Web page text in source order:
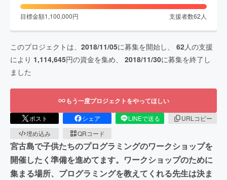
目標金額1,100,000円 支援者数62 人
このプロジェクトは、 2018/11/05に募集を開始し、 62人の支援
により 1,114,645円の資金を集め、 2018/11/30に募集を終了し
ました
もう一度プロジェクトをやってほしい
ポスト シェア LINEで送る
URLコピー
埋め込み
QRコード
宮古島で子供たちのプログラミングのワークショップを
開催したく準備を進めてます。ワークショップのために
集まる場所、プログラミングを教えてくれる先生は決ま